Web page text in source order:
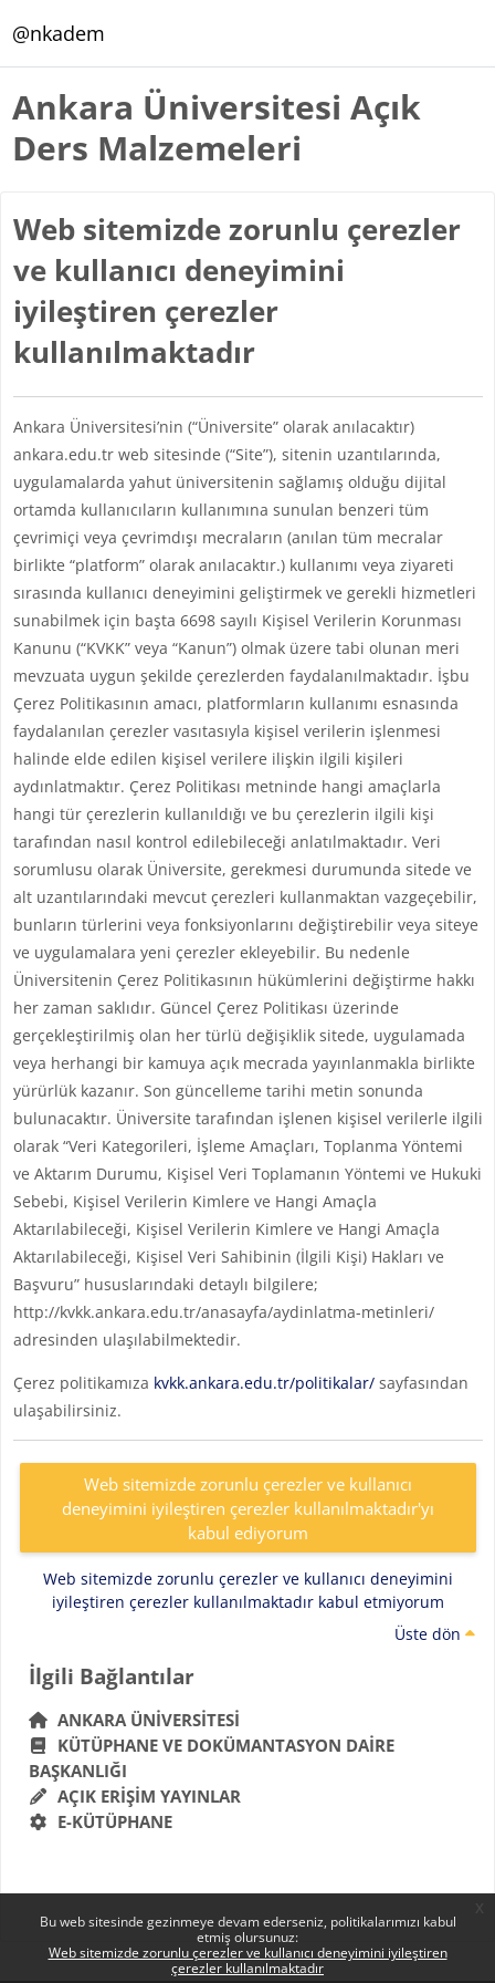
Bu web sitesinde gezinmeye devam ederseniz, politikalarımızı kabul
etmiş olursunuz:
Web sitemizde zorunlu çerezler ve kullanıcı deneyimini iyileştiren
çerezler kullanılmaktadır
@nkadem
Ankara Üniversitesi Açık
Ders Malzemeleri
Web sitemizde zorunlu çerezler
ve kullanıcı deneyimini
iyileştiren çerezler
kullanılmaktadır
Ankara Üniversitesi’nin (“Üniversite” olarak anılacaktır)
ankara.edu.tr web sitesinde (“Site”), sitenin uzantılarında,
uygulamalarda yahut üniversitenin sağlamış olduğu dijital
ortamda kullanıcıların kullanımına sunulan benzeri tüm
çevrimiçi veya çevrimdışı mecraların (anılan tüm mecralar
birlikte “platform” olarak anılacaktır.) kullanımı veya ziyareti
sırasında kullanıcı deneyimini geliştirmek ve gerekli hizmetleri
sunabilmek için başta 6698 sayılı Kişisel Verilerin Korunması
Kanunu (“KVKK” veya “Kanun”) olmak üzere tabi olunan meri
mevzuata uygun şekilde çerezlerden faydalanılmaktadır. İşbu
Çerez Politikasının amacı, platformların kullanımı esnasında
faydalanılan çerezler vasıtasıyla kişisel verilerin işlenmesi
halinde elde edilen kişisel verilere ilişkin ilgili kişileri
aydınlatmaktır. Çerez Politikası metninde hangi amaçlarla
hangi tür çerezlerin kullanıldığı ve bu çerezlerin ilgili kişi
tarafından nasıl kontrol edilebileceği anlatılmaktadır. Veri
sorumlusu olarak Üniversite, gerekmesi durumunda sitede ve
alt uzantılarındaki mevcut çerezleri kullanmaktan vazgeçebilir,
bunların türlerini veya fonksiyonlarını değiştirebilir veya siteye
ve uygulamalara yeni çerezler ekleyebilir. Bu nedenle
Üniversitenin Çerez Politikasının hükümlerini değiştirme hakkı
her zaman saklıdır. Güncel Çerez Politikası üzerinde
gerçekleştirilmiş olan her türlü değişiklik sitede, uygulamada
veya herhangi bir kamuya açık mecrada yayınlanmakla birlikte
yürürlük kazanır. Son güncelleme tarihi metin sonunda
bulunacaktır. Üniversite tarafından işlenen kişisel verilerle ilgili
olarak “Veri Kategorileri, İşleme Amaçları, Toplanma Yöntemi
ve Aktarım Durumu, Kişisel Veri Toplamanın Yöntemi ve Hukuki
Sebebi, Kişisel Verilerin Kimlere ve Hangi Amaçla
Aktarılabileceği, Kişisel Verilerin Kimlere ve Hangi Amaçla
Aktarılabileceği, Kişisel Veri Sahibinin (İlgili Kişi) Hakları ve
Başvuru” hususlarındaki detaylı bilgilere;
http://kvkk.ankara.edu.tr/anasayfa/aydinlatma-metinleri/
adresinden ulaşılabilmektedir.
Çerez politikamıza kvkk.ankara.edu.tr/politikalar/sayfasından
ulaşabilirsiniz.
Web sitemizde zorunlu çerezler ve kullanıcı
deneyimini iyileştiren çerezler kullanılmaktadır'yı
kabul ediyorum
Web sitemizde zorunlu çerezler ve kullanıcı deneyimini
iyileştiren çerezler kullanılmaktadır kabul etmiyorum
Üste dön
Bloklar
İlgili Bağlantılar 'yı atla
İlgili Bağlantılar
ANKARA ÜNIVERSITESI
KÜTÜPHANE VE DOKÜMANTASYON DAIRE
BAŞKANLIĞI
AÇIK ERIŞIM YAYINLAR
E-KÜTÜPHANE